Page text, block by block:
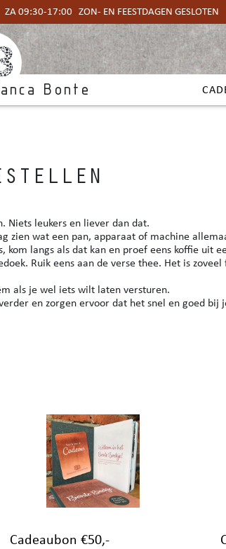
17:00 ZON- EN FEESTDAGEN GESLOTEN
Bonte
Niets leukers en liever dan dat.
zien wat een pan, apparaat of machine
langs als dat kan en proef eens koffie uit
Ruik eens aan de verse thee. Het is
als je wel iets wilt laten versturen.
en zorgen ervoor dat het snel en goed bij
Cadeaubon €50,-